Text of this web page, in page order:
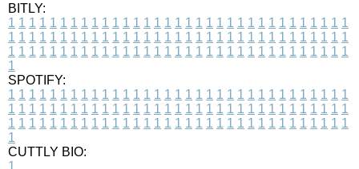
BITLY:
1 1 1 1 1 1 1 1 1 1 1 1 1 1 1 1 1 1 1 1 1 1 1 1 1 1 1 1 1 1 1 1 1
1 1 1 1 1 1 1 1 1 1 1 1 1 1 1 1 1 1 1 1 1 1 1 1 1 1 1 1 1 1 1 1 1
1 1 1 1 1 1 1 1 1 1 1 1 1 1 1 1 1 1 1 1 1 1 1 1 1 1 1 1 1 1 1 1 1
1
SPOTIFY:
1 1 1 1 1 1 1 1 1 1 1 1 1 1 1 1 1 1 1 1 1 1 1 1 1 1 1 1 1 1 1 1 1
1 1 1 1 1 1 1 1 1 1 1 1 1 1 1 1 1 1 1 1 1 1 1 1 1 1 1 1 1 1 1 1 1
1 1 1 1 1 1 1 1 1 1 1 1 1 1 1 1 1 1 1 1 1 1 1 1 1 1 1 1 1 1 1 1 1
1
CUTTLY BIO:
1